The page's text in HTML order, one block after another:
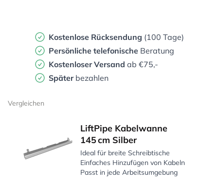
Kostenlose Rücksendung (100 Tage)
Persönliche telefonische Beratung
Kostenloser Versand ab €75,-
Später bezahlen
Vergleichen
LiftPipe Kabelwanne
145 cm Silber
Ideal für breite Schreibtische
Einfaches Hinzufügen von Kabeln
Passt in jede Arbeitsumgebung